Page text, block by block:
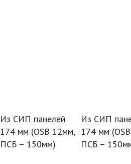
Из СИП панелей
174 мм (OSB 12мм,
ПСБ – 150мм)
Из СИП
174 мм
ПСБ –